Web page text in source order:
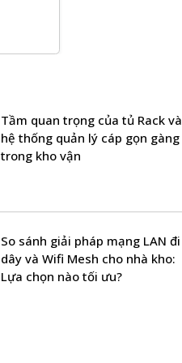
Tầm quan trọng của tủ Rack và
hệ thống quản lý cáp gọn gàng
trong kho vận
So sánh giải pháp mạng LAN đi
dây và Wifi Mesh cho nhà kho:
Lựa chọn nào tối ưu?